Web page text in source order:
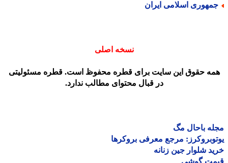
اسلامی ایران
نسخه اصلی
حقوق این سایت برای قطره محفوظ است. قطره مسئولیتی
در قبال محتوای مطالب ندارد.
باحال مگ
مرجع معرفی بروکرها
شلوار جین زنانه